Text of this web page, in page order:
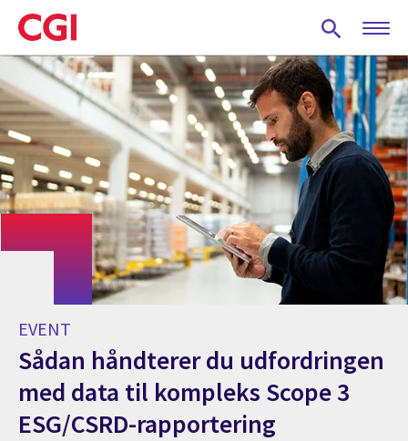
Skip
to
main
content
EVENT
Sådan håndterer du udfordringen
med data til kompleks Scope 3
ESG/CSRD-rapportering